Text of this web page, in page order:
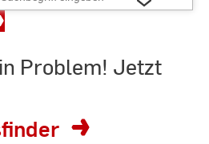
Problem! Jetzt